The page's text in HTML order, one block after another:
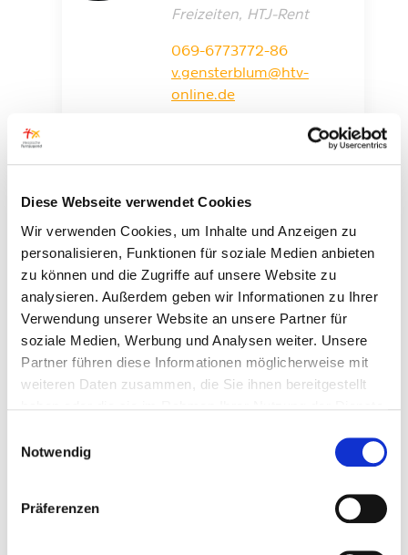
Diese Webseite verwendet Cookies
Wir verwenden Cookies, um Inhalte und Anzeigen zu
personalisieren, Funktionen für soziale Medien anbieten
zu können und die Zugriffe auf unsere Website zu
analysieren. Außerdem geben wir Informationen zu Ihrer
Verwendung unserer Website an unsere Partner für
soziale Medien, Werbung und Analysen weiter. Unsere
Partner führen diese Informationen möglicherweise mit
weiteren Daten zusammen, die Sie ihnen bereitgestellt
Notwendig
Präferenzen
Freizeiten, HTJ-Rent
069-6773772-86
v.gensterblum@htv-
online.de
Klassenfahrten
069-6773772-81
j.goerig@htv-online.de
Bundesfreiwilligen-Dienst